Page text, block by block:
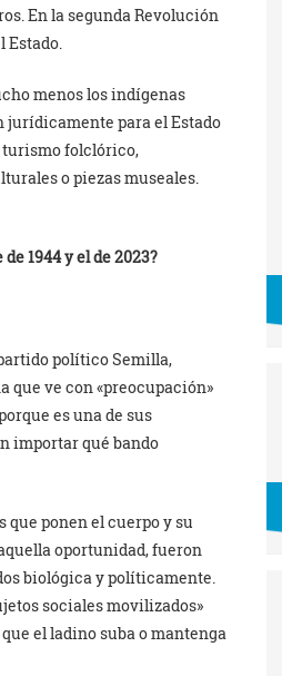
En la segunda Revolución
menos los indígenas
jurídicamente para el Estado
turismo folclórico,
o piezas museales.
1944 y el de 2023?
político Semilla,
que ve con «preocupación»
es una de sus
importar qué bando
que ponen el cuerpo y su
oportunidad, fueron
biológica y políticamente.
sociales movilizados»
el ladino suba o mantenga